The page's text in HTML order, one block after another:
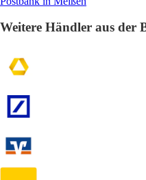
Weitere Händler aus der